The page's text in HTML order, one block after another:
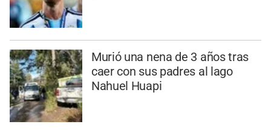
Murió una nena de 3 años tras
caer con sus padres al lago
Nahuel Huapi